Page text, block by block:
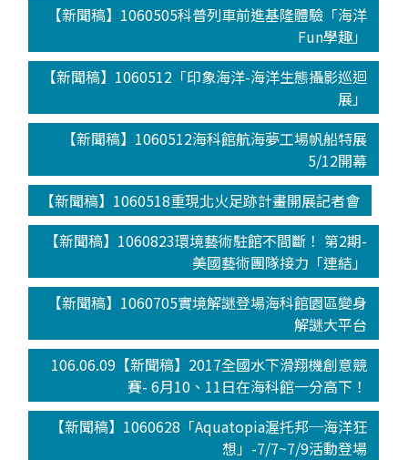
【新聞稿】1060505科普列車前進基隆體驗「海洋
Fun學趣」
【新聞稿】1060512「印象海洋-海洋生態攝影巡迴
展」
【新聞稿】1060512海科館航海夢工場帆船特展
5/12開幕
【新聞稿】1060518重現北火足跡計畫開展記者會
【新聞稿】1060823環境藝術駐館不間斷！ 第2期-
美國藝術團隊接力「連結」
【新聞稿】1060705實境解謎登場海科館園區變身
解謎大平台
106.06.09【新聞稿】2017全國水下滑翔機創意競
賽- 6月10、11日在海科館一分高下！
【新聞稿】1060628「Aquatopia渥托邦─海洋狂
想」-7/7~7/9活動登場